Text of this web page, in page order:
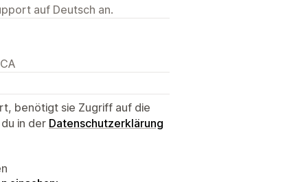
auf Deutsch an.
benötigt sie Zugriff auf die
in der Datenschutzerklärung